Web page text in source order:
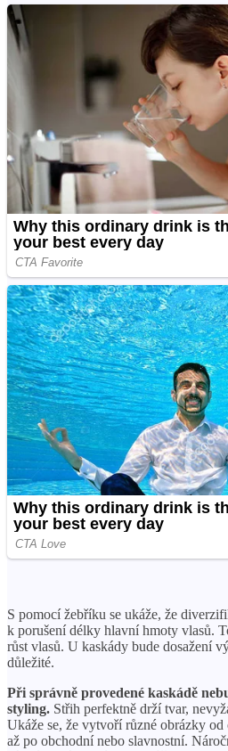
S pomocí žebříku se ukáže, že
k porušení délky hlavní hmoty vlasů.
růst vlasů. U kaskády bude dosažení
důležité.
Při správně provedené kaskádě
styling. Střih perfektně drží tvar,
Ukáže se, že vytvoří různé obrázky
až po obchodní nebo slavnostní.